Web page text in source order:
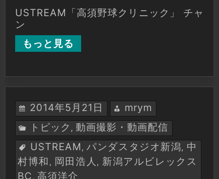
USTREAM「高須野球クリニック」 チャ
ン
もっと見る
2014年5月21日
mrym
トピック , 動画撮影・動画配信
USTREAM ,パンダスタジオ新潟, 中
村博和 , 岡田浩人 , 新潟アルビレックス
BC, 高須洋介